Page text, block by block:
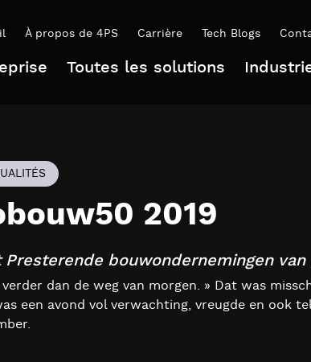
À propos de 4PS Carrière Tech Blogs
Toutes les solutions
2019
Presterende bouwondernemingen
verder dan de weg van morgen. » Dat was
een avond vol verwachting, vreugde en ook